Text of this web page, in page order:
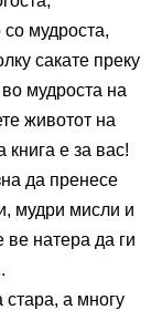
мудроста,
сакате преку
мудроста на
животот на
книга е за вас!
да пренесе
мудри мисли и
ве натера да ги
стара, а многу